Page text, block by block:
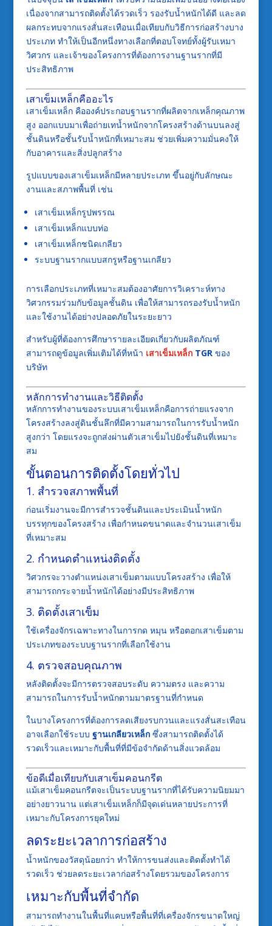
เนื่องจากสามารถติดตั้งได้รวดเร็ว รองรับน้ำหนักได้ดี และลด
ผลกระทบจากแรงสั่นสะเทือนเมื่อเทียบกับวิธีการก่อสร้างบาง
ประเภท ทำให้เป็นอีกหนึ่งทางเลือกที่ตอบโจทย์ทั้งผู้รับเหมา
วิศวกร และเจ้าของโครงการที่ต้องการงานฐานรากที่มี
ประสิทธิภาพ
เสาเข็มเหล็กคืออะไร
เสาเข็มเหล็ก คือองค์ประกอบฐานรากที่ผลิตจากเหล็กคุณภาพ
สูง ออกแบบมาเพื่อถ่ายเทน้ำหนักจากโครงสร้างด้านบนลงสู่
ชั้นดินหรือชั้นรับน้ำหนักที่เหมาะสม ช่วยเพิ่มความมั่นคงให้
กับอาคารและสิ่งปลูกสร้าง
รูปแบบของเสาเข็มเหล็กมีหลายประเภท ขึ้นอยู่กับลักษณะ
งานและสภาพพื้นที่ เช่น
เสาเข็มเหล็กรูปพรรณ
เสาเข็มเหล็กแบบท่อ
เสาเข็มเหล็กชนิดเกลียว
ระบบฐานรากแบบสกรูหรือฐานเกลียว
การเลือกประเภทที่เหมาะสมต้องอาศัยการวิเคราะห์ทาง
วิศวกรรมร่วมกับข้อมูลชั้นดิน เพื่อให้สามารถรองรับน้ำหนัก
และใช้งานได้อย่างปลอดภัยในระยะยาว
สำหรับผู้ที่ต้องการศึกษารายละเอียดเกี่ยวกับผลิตภัณฑ์
สามารถดูข้อมูลเพิ่มเติมได้ที่หน้า เสาเข็มเหล็กTGRของ
บริษัท
หลักการทำงานและวิธีติดตั้ง
หลักการทำงานของระบบเสาเข็มเหล็กคือการถ่ายแรงจาก
โครงสร้างลงสู่ดินชั้นลึกที่มีความสามารถในการรับน้ำหนัก
สูงกว่า โดยแรงจะถูกส่งผ่านตัวเสาเข็มไปยังชั้นดินที่เหมาะ
สม
ขั้นตอนการติดตั้งโดยทั่วไป
1. สำรวจสภาพพื้นที่
ก่อนเริ่มงานจะมีการสำรวจชั้นดินและประเมินน้ำหนัก
บรรทุกของโครงสร้าง เพื่อกำหนดขนาดและจำนวนเสาเข็ม
ที่เหมาะสม
2. กำหนดตำแหน่งติดตั้ง
วิศวกรจะวางตำแหน่งเสาเข็มตามแบบโครงสร้าง เพื่อให้
สามารถกระจายน้ำหนักได้อย่างมีประสิทธิภาพ
3. ติดตั้งเสาเข็ม
ใช้เครื่องจักรเฉพาะทางในการกด หมุน หรือตอกเสาเข็มตาม
ประเภทของระบบฐานรากที่เลือกใช้งาน
4. ตรวจสอบคุณภาพ
หลังติดตั้งจะมีการตรวจสอบระดับ ความตรง และความ
สามารถในการรับน้ำหนักตามมาตรฐานที่กำหนด
ในบางโครงการที่ต้องการลดเสียงรบกวนและแรงสั่นสะเทือน
อาจเลือกใช้ระบบ ฐานเกลียวเหล็กซึ่งสามารถติดตั้งได้
รวดเร็วและเหมาะกับพื้นที่ที่มีข้อจำกัดด้านสิ่งแวดล้อม
ข้อดีเมื่อเทียบกับเสาเข็มคอนกรีต
แม้เสาเข็มคอนกรีตจะเป็นระบบฐานรากที่ได้รับความนิยมมา
อย่างยาวนาน แต่เสาเข็มเหล็กก็มีจุดเด่นหลายประการที่
เหมาะกับโครงการยุคใหม่
ลดระยะเวลาการก่อสร้าง
น้ำหนักของวัสดุน้อยกว่า ทำให้การขนส่งและติดตั้งทำได้
รวดเร็ว ช่วยลดระยะเวลาก่อสร้างโดยรวมของโครงการ
เหมาะกับพื้นที่จำกัด
สามารถทำงานในพื้นที่แคบหรือพื้นที่ที่เครื่องจักรขนาดใหญ่